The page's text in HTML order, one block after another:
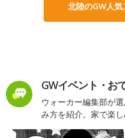
北陸のGW人
GWイベント・お
ウォーカー編集部が
み方を紹介。家で楽